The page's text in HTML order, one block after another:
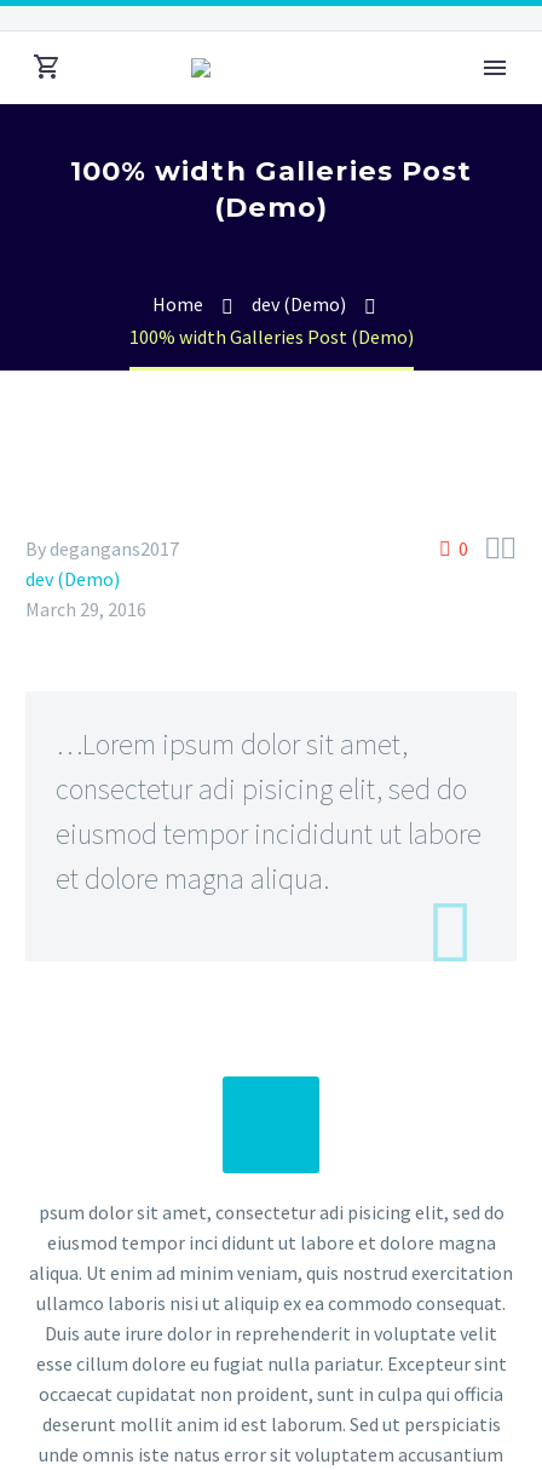
100% width Galleries Post
(Demo)
Home
dev (Demo)
100% width Galleries Post (Demo)
0 
By degangans2017
dev (Demo)
March 29, 2016
…Lorem ipsum dolor sit amet,
consectetur adi pisicing elit, sed do
eiusmod tempor incididunt ut labore
et dolore magna aliqua.
psum dolor sit amet, consectetur adi pisicing elit, sed do
eiusmod tempor inci didunt ut labore et dolore magna
aliqua. Ut enim ad minim veniam, quis nostrud exercitation
ullamco laboris nisi ut aliquip ex ea commodo consequat.
Duis aute irure dolor in reprehenderit in voluptate velit
esse cillum dolore eu fugiat nulla pariatur. Excepteur sint
occaecat cupidatat non proident, sunt in culpa qui officia
deserunt mollit anim id est laborum. Sed ut perspiciatis
unde omnis iste natus error sit voluptatem accusantium